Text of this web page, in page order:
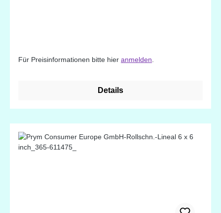
Für Preisinformationen bitte hier anmelden
Details